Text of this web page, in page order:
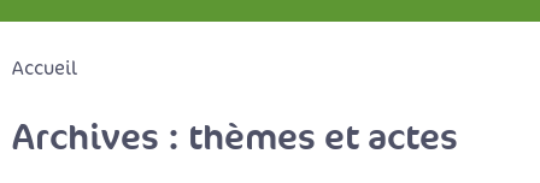
Accueil
Archives : thèmes et actes